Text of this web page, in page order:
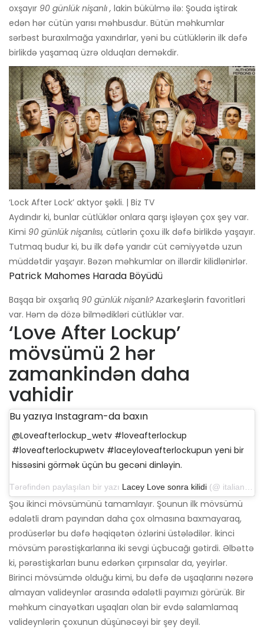
oxşayır 90 günlük nişanlı , lakin bükülmə ilə: Şouda iştirak
edən hər cütün yarısı məhbusdur. Bütün məhkumlar
sərbəst buraxılmağa yaxındırlar, yəni bu cütlüklərin ilk dəfə
birlikdə yaşamaq üzrə olduqları deməkdir.
‘Lock After Lock’ aktyor şəkli. | Biz TV
Aydındır ki, bunlar cütlüklər onlara qarşı işləyən çox şey var.
Kimi 90 günlük nişanlısı, cütlərin çoxu ilk dəfə birlikdə yaşayır.
Tutmaq budur ki, bu ilk dəfə yarıdır cüt cəmiyyətdə uzun
müddətdir yaşayır. Bəzən məhkumlar on illərdir kilidlənirlər.
Patrick Mahomes Harada Böyüdü
Başqa bir oxşarlıq 90 günlük nişanlı?Azarkeşlərin favoritləri
var. Həm də dözə bilmədikləri cütlüklər var.
‘Love After Lockup’
mövsümü 2 hər
zamankindən daha
vahidir
Bu yazıya Instagram-da baxın
@Loveafterlockup_wetv #loveafterlockup
#loveafterlockupwetv #laceyloveafterlockupun yeni bir
hissəsini görmək üçün bu gecəni dinləyin.
Tərəfindən paylaşılan bir yazı Lacey Love sonra kilidi (@ italian_queen757) 15 Noyabr 2019 tarixində 16:55 PST
Şou ikinci mövsümünü tamamlayır. Şounun ilk mövsümü
ədalətli dram payından daha çox olmasına baxmayaraq,
prodüserlər bu dəfə həqiqətən özlərini üstələdilər. İkinci
mövsüm pərəstişkarlarına iki sevgi üçbucağı gətirdi. Əlbəttə
ki, pərəstişkarları bunu edərkən çırpınsalar da, yeyirlər.
Birinci mövsümdə olduğu kimi, bu dəfə də uşaqlarını nəzərə
almayan valideynlər arasında ədalətli payımızı görürük. Bir
məhkum cinayətkarı uşaqları olan bir evdə salamlamaq
valideynlərin çoxunun düşünəcəyi bir şey deyil.